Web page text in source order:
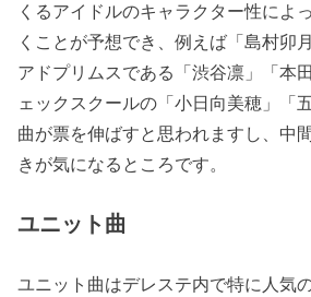
くるアイドルのキャラクター性によ
くことが予想でき、例えば「島村卯
アドプリムスである「渋谷凛」「本
ェックスクールの「小日向美穂」「
曲が票を伸ばすと思われますし、中
きが気になるところです。
ユニット曲
ユニット曲はデレステ内で特に人気